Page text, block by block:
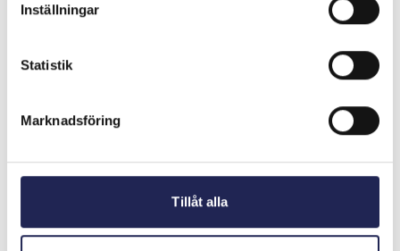
Inställningar
Statistik
Marknadsföring
Tillåt alla
Har jag rätt att få de fria kanalerna från min
tv-operatör?
Har jag rätt att få ett abonnemang?
Får man ingå avtal om man är under 18 år?